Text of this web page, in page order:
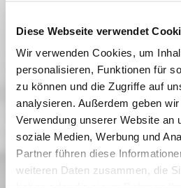
Diese Webseite verwendet
Wir verwenden Cookies, um
personalisieren, Funktionen für
zu können und die Zugriffe auf
analysieren. Außerdem geben
Verwendung unserer Website an
soziale Medien, Werbung und
Partner führen diese
weiteren Daten zusammen, die
Ein Mädchen namens
Pumuckl und das große
Zoomania 2
Checker Tobi 3 - Die
Erde
Die Schneekönigin
Bibi Blocksberg - Das
Der geheime Garten
Rico, Oskar und die